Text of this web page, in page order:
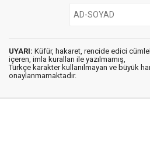
UYARI: Küfür, hakaret, rencide edici
içeren, imla kuralları ile yazılmamış,
Türkçe karakter kullanılmayan ve büyük
onaylanmamaktadır.